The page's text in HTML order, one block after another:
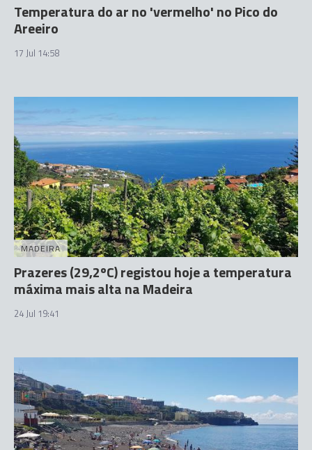
Temperatura do ar no 'vermelho' no Pico do
Areeiro
17 Jul 14:58
MADEIRA
Prazeres (29,2ºC) registou hoje a temperatura
máxima mais alta na Madeira
24 Jul 19:41